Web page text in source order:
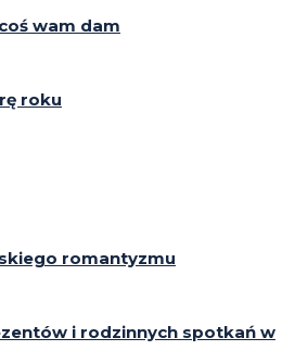
wam dam
roku
romantyzmu
i rodzinnych spotkań w